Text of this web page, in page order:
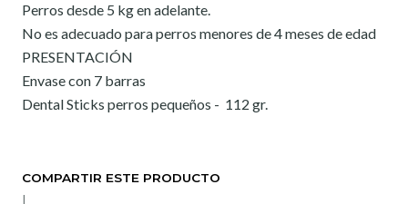
Perros desde 5 kg en adelante.
No es adecuado para perros menores de 4 meses de edad
PRESENTACIÓN
Envase con 7 barras
Dental Sticks perros pequeños - 112 gr.
COMPARTIR ESTE PRODUCTO